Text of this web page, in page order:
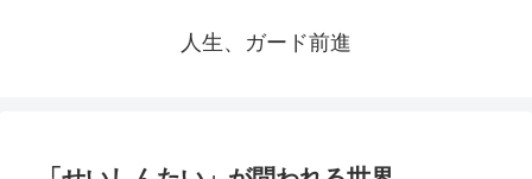
人生、ガード前進